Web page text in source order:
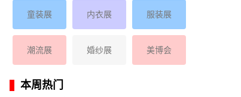
童装展 内衣展 服装展
潮流展 婚纱展 美博会
本周热门